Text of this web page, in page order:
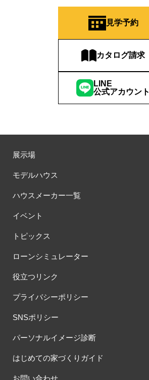
見学予約
カタログ請求
LINE
公式アカウント
展示場
モデルハウス
ハウスメーカー一覧
イベント
トピックス
ローンシミュレーター
役立つリンク
プライバシーポリシー
SNSポリシー
パーソナルイメージ診断
はじめての家づくりガイド